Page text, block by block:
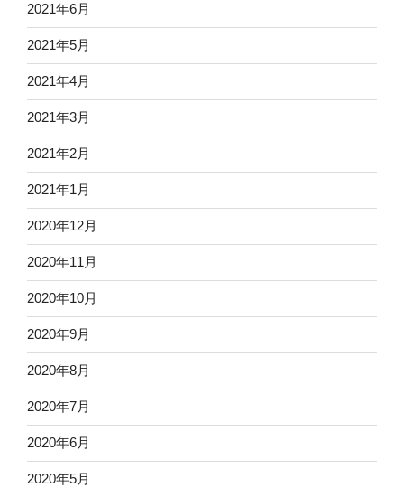
2021年6月
2021年5月
2021年4月
2021年3月
2021年2月
2021年1月
2020年12月
2020年11月
2020年10月
2020年9月
2020年8月
2020年7月
2020年6月
2020年5月